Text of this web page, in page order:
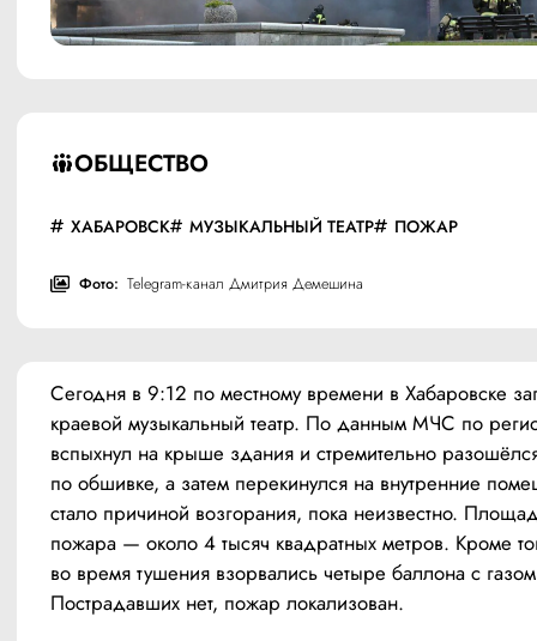
ОБЩЕСТВО
ХАБАРОВСК МУЗЫКАЛЬНЫЙ ТЕАТР ПОЖАР
Фото: Telegram-канал Дмитрия Демешина
Сегодня в 9:12 по местному времени в Хабаровске
краевой музыкальный театр. По данным МЧС по
вспыхнул на крыше здания и стремительно
по обшивке, а затем перекинулся на внутренние
стало причиной возгорания, пока неизвестно.
пожара — около 4 тысяч квадратных метров. Кроме
во время тушения взорвались четыре баллона с
Пострадавших нет, пожар локализован.